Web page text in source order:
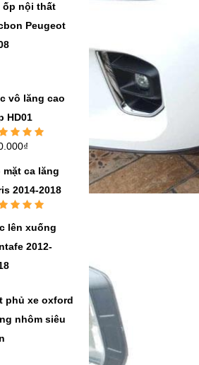
ốp nội thất
Peugeot
vô lăng cao
HD01
xếp
₫
mặt ca lăng
2014-2018
5.005
lên xuống
2012-
phủ xe oxford
nhôm siêu